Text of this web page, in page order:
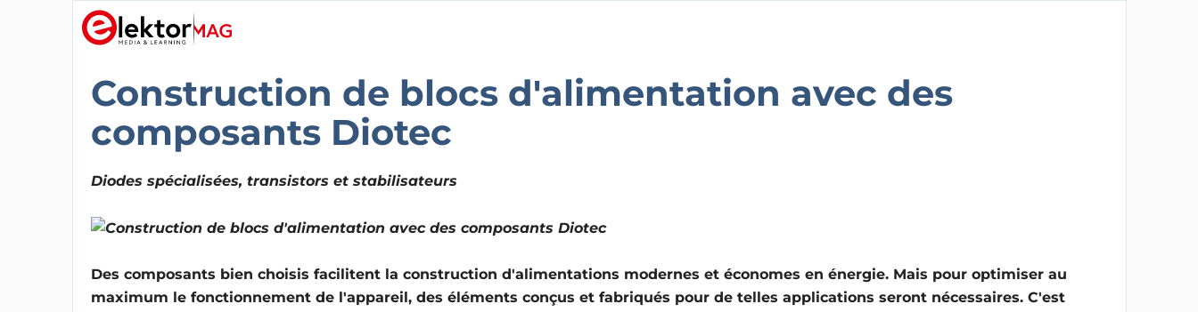
Construction de blocs d'alimentation avec des
composants Diotec
Diodes spécialisées, transistors et stabilisateurs
Des composants bien choisis facilitent la construction d'alimentations modernes et économes en énergie. Mais pour optimiser au
maximum le fonctionnement de l'appareil, des éléments conçus et fabriqués pour de telles applications seront nécessaires. C'est